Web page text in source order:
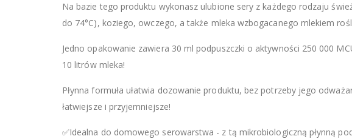
Na bazie tego produktu wykonasz ulubione sery z każdego rodzaju
do 74°C), koziego, owczego, a także mleka wzbogacanego mlekiem
Jedno opakowanie zawiera 30 ml podpuszczki o aktywności 250 000
10 litrów mleka!
Płynna formuła ułatwia dozowanie produktu, bez potrzeby jego
łatwiejsze i przyjemniejsze!
✅Idealna do domowego serowarstwa - z tą mikrobiologiczną płynną